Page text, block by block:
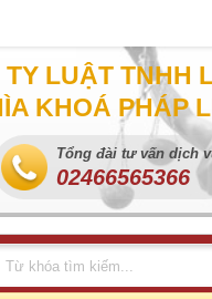
TY LUẬT TNHH
KHOÁ PHÁP
Tổng đài tư vấn dịch
02466565366